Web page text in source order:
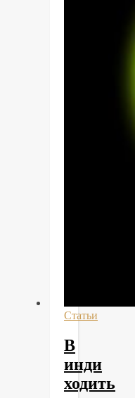
Статьи
В
инди
ходить